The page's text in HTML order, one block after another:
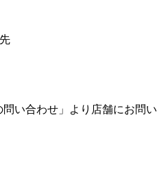
い合わせ」より店舗にお問い